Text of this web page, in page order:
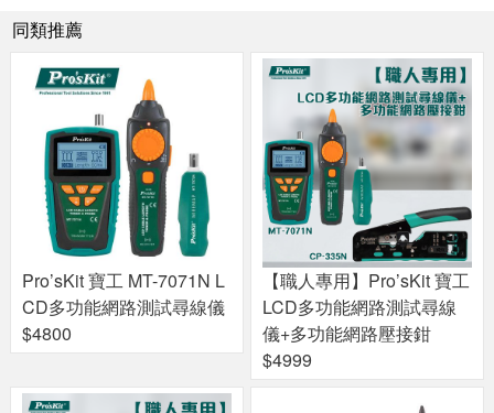
同類推薦
Pro’sKit 寶工 MT-7071N L
CD多功能網路測試尋線儀
$4800
【職人專用】Pro’sKit 寶工
LCD多功能網路測試尋線
儀+多功能網路壓接鉗
$4999